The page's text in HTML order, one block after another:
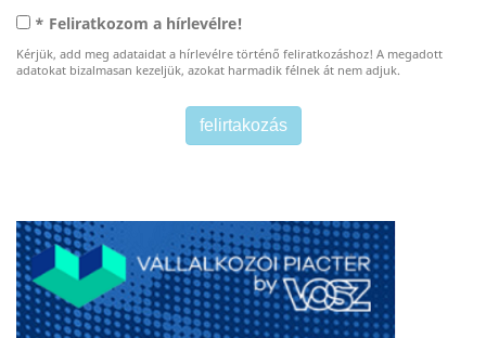
* Feliratkozom a hírlevélre!
Kérjük, add meg adataidat a hírlevélre történő feliratkozáshoz! A megadott
adatokat bizalmasan kezeljük, azokat harmadik félnek át nem adjuk.